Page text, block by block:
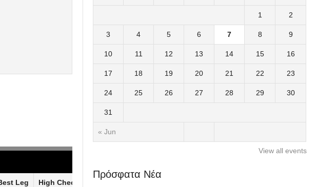
Leg High Check Out
« Jun
1 2
3 4 5 6 7 8 9
10 11 12 13 14 15 16
17 18 19 20 21 22 23
24 25 26 27 28 29 30
31
View all events
Πρόσφατα Νέα